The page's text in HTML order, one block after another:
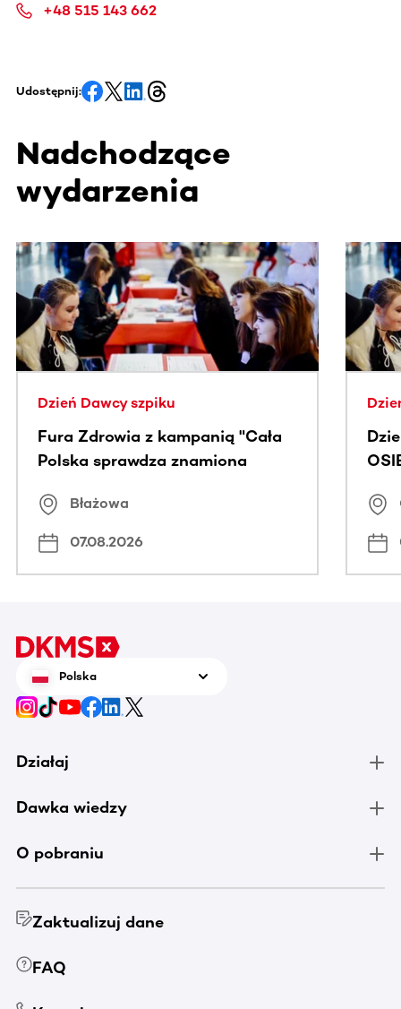
+48 515 143 662
Udostępnij:
Nadchodzące
wydarzenia
Ta sekcja zawiera treści przewijane w poziomie. Użyj
Dzień Dawcy szpiku
Fura Zdrowia z kampanią "Cała
Polska sprawdza znamiona
Błażowa
07.08.2026
Polska
Działaj
Dawka wiedzy
O pobraniu
Zaktualizuj dane
FAQ